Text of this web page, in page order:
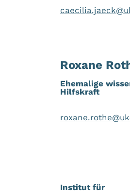
Roxane
Ehemalige
Hilfskraft
Institut für